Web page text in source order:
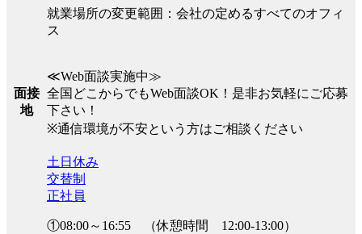
就業場所の変更範囲：会社の定めるすべてのオフィ
ス
面接
地
≪Web面談実施中≫
全国どこからでもWeb面談OK！是非お気軽にご応募
下さい！
※通信環境が不安という方はご相談ください
土日休み
交替制
正社員
①08:00～16:55 （休憩時間 12:00-13:00）